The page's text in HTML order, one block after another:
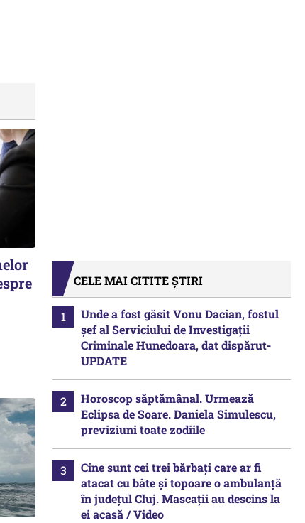
CELE MAI CITITE ȘTIRI
Unde a fost găsit Vonu Dacian, fostul
șef al Serviciului de Investigații
Criminale Hunedoara, dat dispărut-
UPDATE
Horoscop săptămânal. Urmează
Eclipsa de Soare. Daniela Simulescu,
previziuni toate zodiile
Cine sunt cei trei bărbați care ar fi
atacat cu bâte și topoare o ambulanță
în județul Cluj. Mascații au descins la
ei acasă / Video